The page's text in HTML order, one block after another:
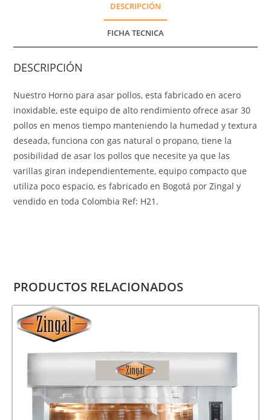
DESCRIPCIÓN
FICHA TECNICA
DESCRIPCIÓN
Nuestro Horno para asar pollos, esta fabricado en acero
inoxidable, este equipo de alto rendimiento ofrece asar 30
pollos en menos tiempo manteniendo la humedad y textura
deseada, funciona con gas natural o propano, tiene la
posibilidad de asar los pollos que necesite ya que las
varillas giran independientemente, equipo compacto que
utiliza poco espacio, es fabricado en Bogotá por Zingal y
vendido en toda Colombia Ref: H21.
PRODUCTOS RELACIONADOS